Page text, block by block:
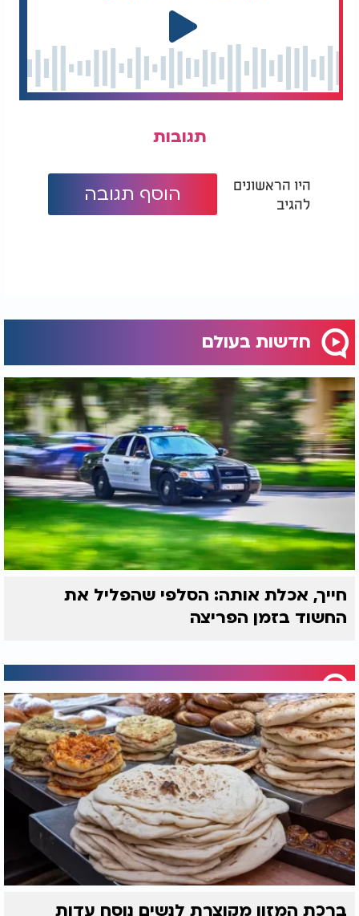
לשפר את יכולת ההתמודדות עם תקיפות אוויריות
עדות מתוך איראן
גורם בכיר במשרד ההגנה האיראני, שביקש להישאר
הרוסים ואישר כי "במהלך השנה האחרונה נערכו מספר
מהביקורים התקיימו בספטמבר האחרון". לדברי הגורם,
שיתוף הפעולה בין איראן לרוסיה מתרחב, וביקורים
רבים, כולל אספקת נשק, פיתוח טכנולוגיות צבאיות
והעברת ידע בין מומחים. עבור רוסיה, הסיוע לאיראן
מעניק לה השפעה גוברת במזרח התיכון, בעוד שאיראן
נהנית מגישה לטכנולוגיות מתקדמות וייעוץ אסטרטגי
ממדינה בעלת ניסיון קרבי משמעותי.
סיכום: שינוי במאזן הכוחות?
החשיפה החדשה מעלה שאלות משמעותיות לגבי מאזן
הכוחות האזורי וההשפעה הרוסית במזרח התיכון. בעוד
שישראל וארה"ב עוקבות בדאגה אחר ההתפתחויות,
איראן ממשיכה לחזק את מערך ההגנה שלה ולהיערך
לכל תרחיש אפשרי. האם הקשרים הצבאיים ההדוקים
בין טהרן למוסקבה יובילו להסלמה נוספת? הזמן יגיד,
אך ברור כי המזרח התיכון נמצא בנקודת רתיחה
ביטחונית מתמשכת.
תגובות
היו הראשונים
להגיב
הוסף תגובה
חדשות בעולם
חייך, אכלת אותה: הסלפי שהפליל את
החשוד בזמן הפריצה
ברכת המזון מקוצרת לנשים נוסח עדות